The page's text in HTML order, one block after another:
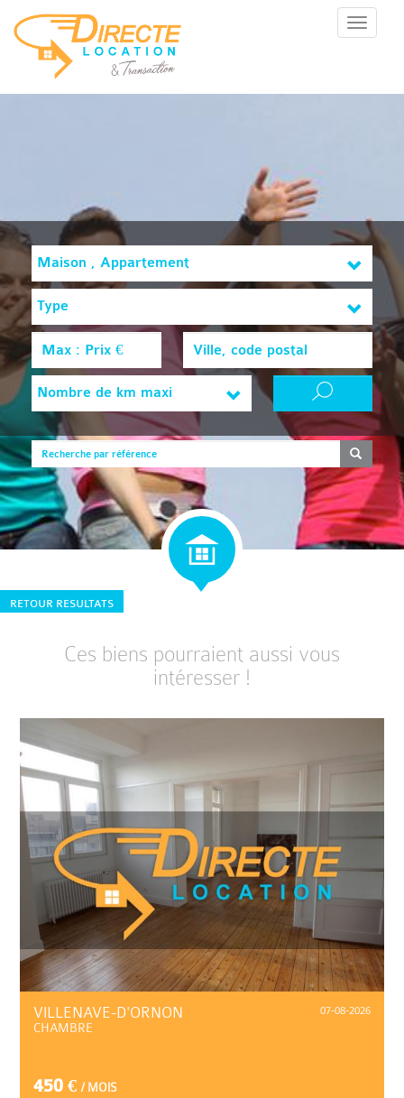
Menu
Maison , Appartement
Type
Nombre de km maxi
RETOUR RESULTATS
Ces biens pourraient aussi vous
intéresser !
07-08-2026
VILLENAVE-D'ORNON
CHAMBRE
450 € / MOIS